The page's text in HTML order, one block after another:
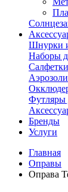
Шнурки
Наборы
Футляры
Бренды
Услуги
Главная
Оправы
Оправа